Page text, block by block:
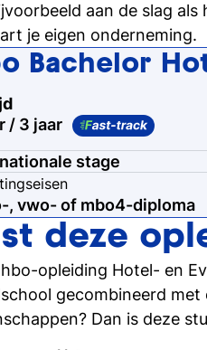
in een 1-op-1-gesprek
aan de slag
je eigen onderneming.
Bachelor
/ 3 jaar
stage
, vwo- of mbo4-diploma
deze
hbo-opleiding Hotel- en
gecombineerd
Dan is deze